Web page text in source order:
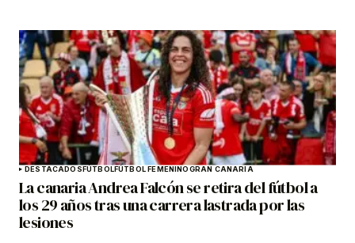
DESTACADOSFÚTBOLFÚTBOL FEMENINOGRAN CANARIA
La canaria Andrea Falcón se retira del fútbol a
los 29 años tras una carrera lastrada por las
lesiones